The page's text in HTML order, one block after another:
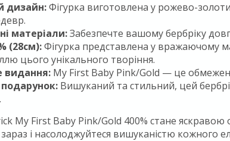
дизайн:Фігурка виготовлена у рожево-
матеріали:Забезпечте вашому бербріку
(28см):Фігурка представлена у вражаючому
цього унікального творіння.
видання: My First Baby Pink/Gold — це
Вишуканий та стильний, цей
My First Baby Pink/Gold 400% стане
і насолоджуйтеся вишуканістю кожного